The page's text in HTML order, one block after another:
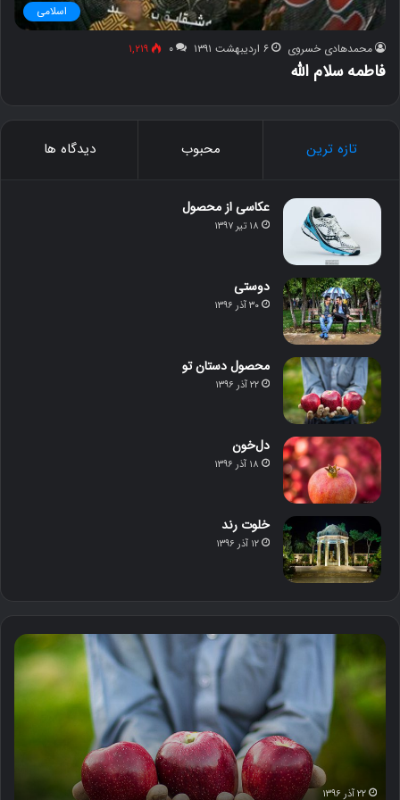
اسلامی
محمدهادی خسروی ۶ اردیبهشت ۱۳۹۱ ۰ ۱,۲۱۹
فاطمه سلام الله
تازه ترین محبوب دیدگاه ها
عکاسی از محصول
۱۸ تیر ۱۳۹۷
دوستی
۳۰ آذر ۱۳۹۶
محصول دستان تو
۲۲ آذر ۱۳۹۶
دل‌خون
۱۸ آذر ۱۳۹۶
خلوت رند
۱۲ آذر ۱۳۹۶
م
ح
و
ل
۲۲ آذر ۱۳۹۶